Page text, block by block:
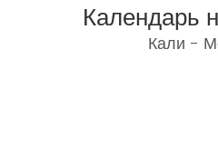
Календарь
Кали -